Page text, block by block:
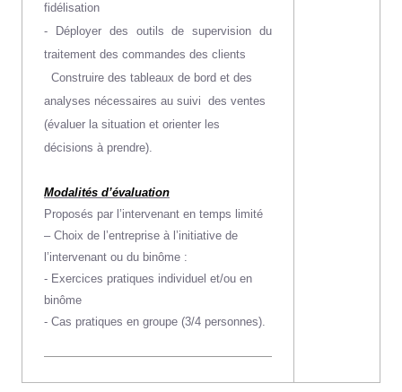
fidélisation
- Déployer des outils de supervision du
traitement des commandes des clients
Construire des tableaux de bord et des
analyses nécessaires au suivi des ventes
(évaluer la situation et orienter les
décisions à prendre).
Modalités d’évaluation
Proposés par l’intervenant en temps limité
– Choix de l’entreprise à l’initiative de
l’intervenant ou du binôme :
- Exercices pratiques individuel et/ou en
binôme
- Cas pratiques en groupe (3/4 personnes).